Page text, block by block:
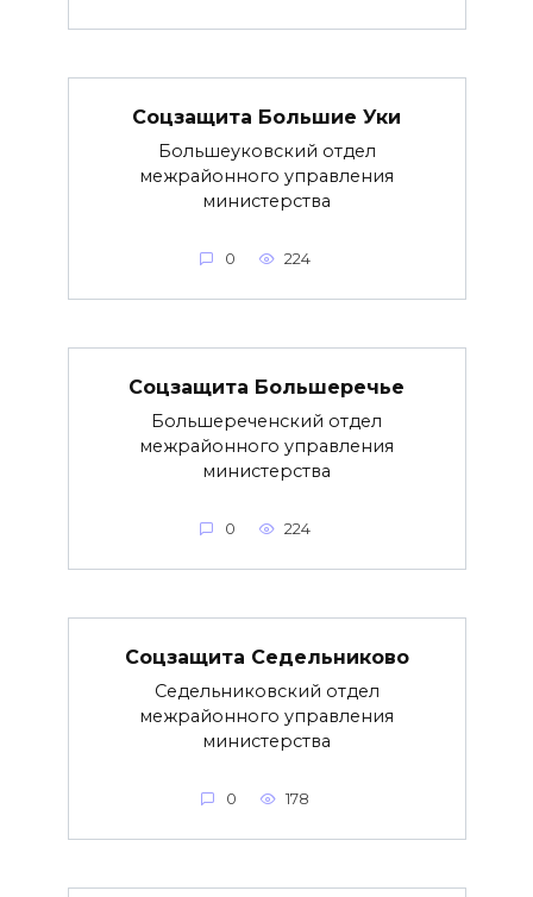
Соцзащита Большие Уки
Большеуковский отдел
межрайонного управления
министерства
0 224
Соцзащита Большеречье
Большереченский отдел
межрайонного управления
министерства
0 224
Соцзащита Седельниково
Седельниковский отдел
межрайонного управления
министерства
0 178